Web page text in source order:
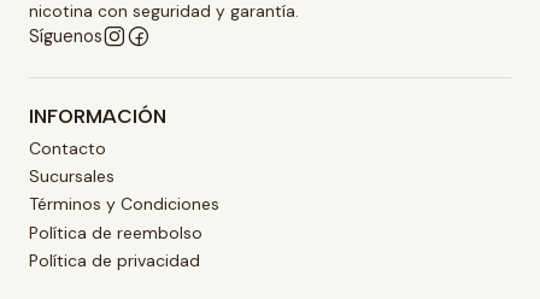
nicotina con seguridad y garantía.
Síguenos
INFORMACIÓN
Contacto
Sucursales
Términos y Condiciones
Política de reembolso
Política de privacidad